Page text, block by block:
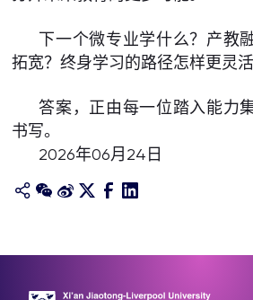
下一个微专业学什么？产教
拓宽？终身学习的路径怎样更灵活
答案，正由每一位踏入能力
书写。
2026年06月24日